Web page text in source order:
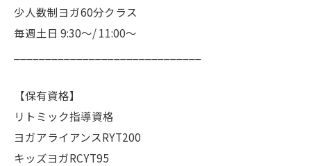
少人数制ヨガ60分クラス
毎週土日 9:30〜/ 11:00〜
【保有資格】
リトミック指導資格
ヨガアライアンスRYT200
キッズヨガRCYT95